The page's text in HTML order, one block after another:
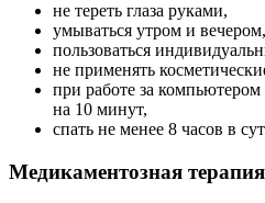
не тереть глаза руками,
умываться утром и вечером,
пользоваться
не применять
при работе за
на 10 минут,
спать не менее 8 часов в
Медикаментозная терапия